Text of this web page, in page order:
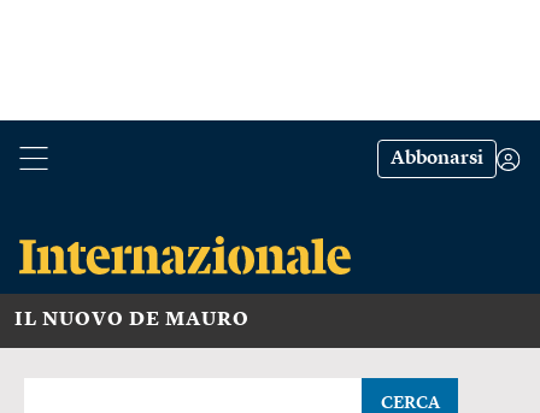
Abbonarsi
IL NUOVO DE MAURO
CERCA